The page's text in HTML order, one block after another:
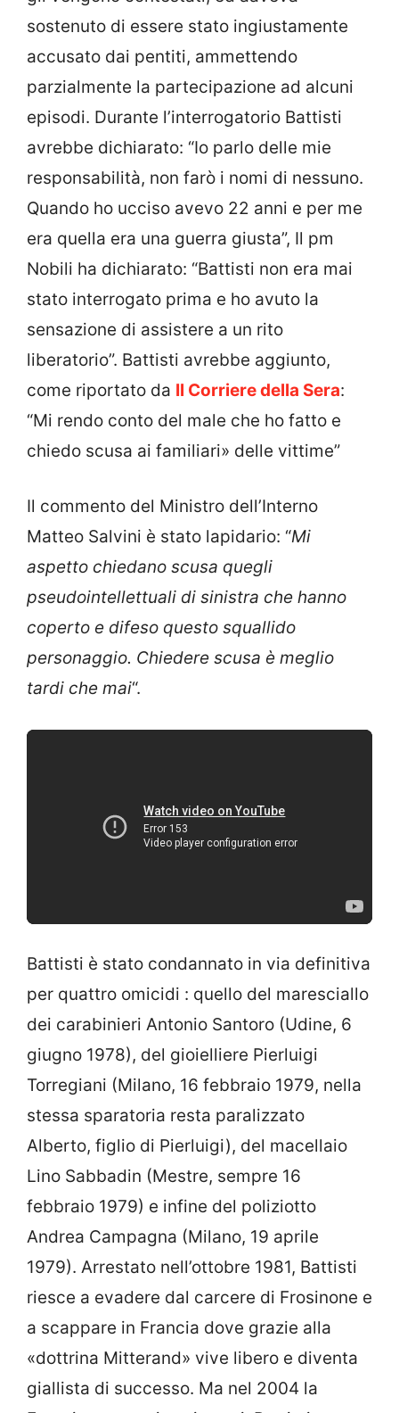
sostenuto di essere stato ingiustamente
accusato dai pentiti, ammettendo
parzialmente la partecipazione ad alcuni
episodi. Durante l’interrogatorio Battisti
avrebbe dichiarato: “Io parlo delle mie
responsabilità, non farò i nomi di nessuno.
Quando ho ucciso avevo 22 anni e per me
era quella era una guerra giusta”, Il pm
Nobili ha dichiarato: “Battisti non era mai
stato interrogato prima e ho avuto la
sensazione di assistere a un rito
liberatorio”. Battisti avrebbe aggiunto,
come riportato da Il Corriere della Sera:
“Mi rendo conto del male che ho fatto e
chiedo scusa ai familiari» delle vittime”
Il commento del Ministro dell’Interno
Matteo Salvini è stato lapidario: “Mi
aspetto chiedano scusa quegli
pseudointellettuali di sinistra che hanno
coperto e difeso questo squallido
personaggio. Chiedere scusa è meglio
tardi che mai“.
Battisti è stato condannato in via definitiva
per quattro omicidi : quello del maresciallo
dei carabinieri Antonio Santoro (Udine, 6
giugno 1978), del gioielliere Pierluigi
Torregiani (Milano, 16 febbraio 1979, nella
stessa sparatoria resta paralizzato
Alberto, figlio di Pierluigi), del macellaio
Lino Sabbadin (Mestre, sempre 16
febbraio 1979) e infine del poliziotto
Andrea Campagna (Milano, 19 aprile
1979). Arrestato nell’ottobre 1981, Battisti
riesce a evadere dal carcere di Frosinone e
a scappare in Francia dove grazie alla
«dottrina Mitterand» vive libero e diventa
giallista di successo. Ma nel 2004 la